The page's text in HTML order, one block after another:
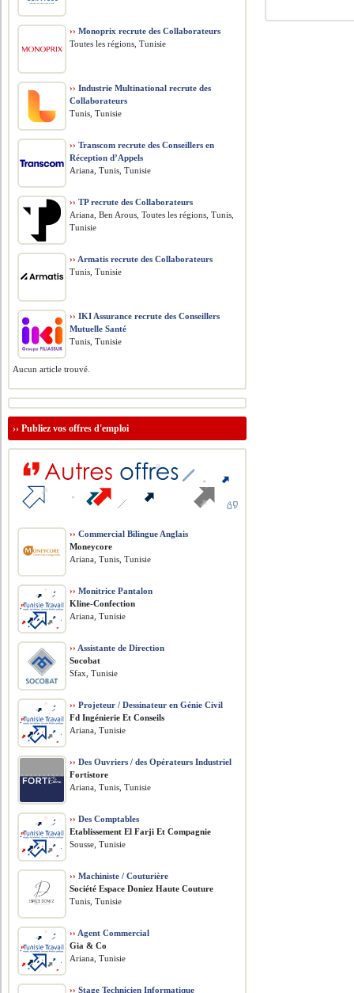
›› Monoprix recrute des Collaborateurs
Toutes les régions, Tunisie
›› Industrie Multinational recrute des
Collaborateurs
Tunis, Tunisie
›› Transcom recrute des Conseillers en
Réception d’Appels
Ariana, Tunis, Tunisie
›› TP recrute des Collaborateurs
Ariana, Ben Arous, Toutes les régions, Tunis,
Tunisie
›› Armatis recrute des Collaborateurs
Tunis, Tunisie
›› IKI Assurance recrute des Conseillers
Mutuelle Santé
Tunis, Tunisie
Aucun article trouvé.
››Publiez vos offres d'emploi
›› Commercial Bilingue Anglais
Moneycore
Ariana, Tunis, Tunisie
›› Monitrice Pantalon
Kline-Confection
Ariana, Tunisie
›› Assistante de Direction
Socobat
Sfax, Tunisie
›› Projeteur / Dessinateur en Génie Civil
Fd Ingénierie Et Conseils
Ariana, Tunisie
›› Des Ouvriers / des Opérateurs Industriel
Fortistore
Ariana, Tunis, Tunisie
›› Des Comptables
Etablissement El Farji Et Compagnie
Sousse, Tunisie
›› Machiniste / Couturière
Société Espace Doniez Haute Couture
Tunis, Tunisie
›› Agent Commercial
Gia & Co
Ariana, Tunisie
›› Stage Technicien Informatique